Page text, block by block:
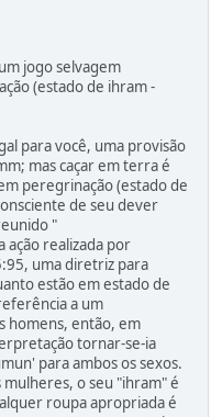
jogo selvagem
(estado de ihram -
para você, uma provisão
mas caçar em terra é
peregrinação (estado de
de seu dever
"
ação realizada por
uma diretriz para
estão em estado de
a um
homens, então, em
tornar-se-ia
para ambos os sexos.
o seu "ihram" é
roupa apropriada é